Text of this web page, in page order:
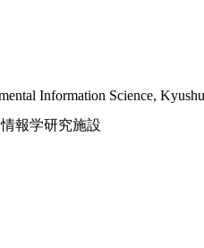
Information Science,
報学研究施設